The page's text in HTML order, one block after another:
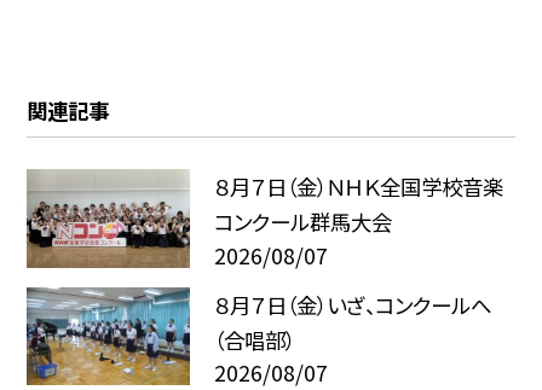
関連記事
８月７日（金）ＮＨＫ全国学校音楽
コンクール群馬大会
2026/08/07
８月７日（金）いざ、コンクールへ
（合唱部）
2026/08/07